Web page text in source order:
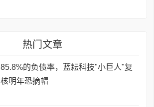
热门文章
85.8%的负债率，蓝耘科技"小巨人"复
核明年恐摘帽